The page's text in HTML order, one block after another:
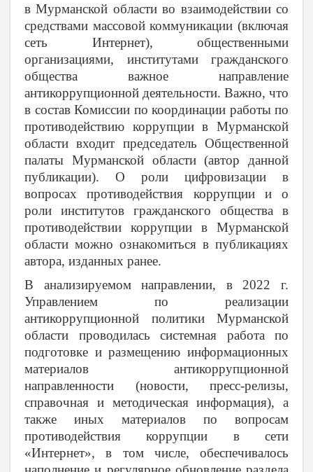
в Мурманской области во взаимодействии со
средствами массовой коммуникации (включая
сеть Интернет), общественными
организациями, институтами гражданского
общества важное направление
антикоррупционной деятельности. Важно, что
в состав Комиссии по координации работы по
противодействию коррупции в Мурманской
области входит председатель Общественной
палаты Мурманской области (автор данной
публикации). О роли цифровизации в
вопросах противодействия коррупции и о
роли институтов гражданского общества в
противодействии коррупции в Мурманской
области можно ознакомиться в публикациях
автора, изданных ранее.
В анализируемом направлении, в 2022 г.
Управлением по реализации
антикоррупционной политики Мурманской
области проводилась системная работа по
подготовке и размещению информационных
материалов антикоррупционной
направленности (новости, пресс-релизы,
справочная и методическая информация), а
также иных материалов по вопросам
противодействия коррупции в сети
«Интернет», в том числе, обеспечивалось